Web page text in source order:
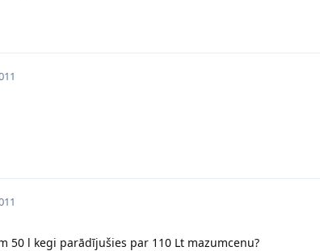
50 l kegi parādījušies par 110 Lt mazumcenu?